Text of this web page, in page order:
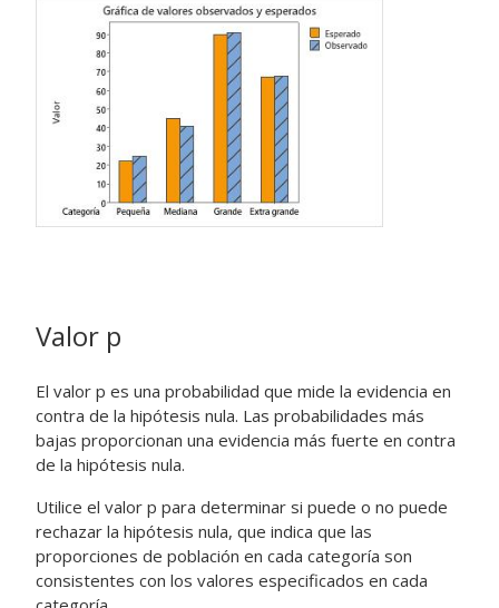
Valor p
El valor p es una probabilidad que mide la evidencia en
contra de la hipótesis nula. Las probabilidades más
bajas proporcionan una evidencia más fuerte en contra
de la hipótesis nula.
Utilice el valor p para determinar si puede o no puede
rechazar la hipótesis nula, que indica que las
proporciones de población en cada categoría son
consistentes con los valores especificados en cada